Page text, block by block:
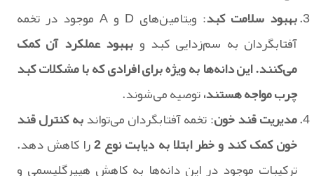
بهبود سلامت کبد
: ویتامین‌های D و A موجود در تخمه
آفتابگردان به سم‌زدایی کبد و بهبود عملکرد آن کمک
می‌کنند. این دانه‌ها به ویژه برای افرادی که با مشکلات کبد
چرب مواجه هستند،توصیه می‌شوند.
مدیریت قند خون: تخمه آفتابگردان می‌تواندبه کنترل قند
خون کمک کند و خطر ابتلا به دیابت نوع 2 را کاهش دهد.
ترکیبات موجود در این دانه‌ها به کاهش هیپرگلیسمی و